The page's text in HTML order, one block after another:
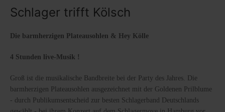
Schlager trifft Kölsch
Die barmherzigen Plateausohlen & Hey Kölle
4 Stunden live-Musik !
Groß ist die musikalische Bandbreite bei der Party des Jahres. Die
barmherzigen Plateausohlen ausgezeichnet mit der Goldenen Prilblume
- durch Publikumsentscheid zur besten Schlagerband Deutschlands